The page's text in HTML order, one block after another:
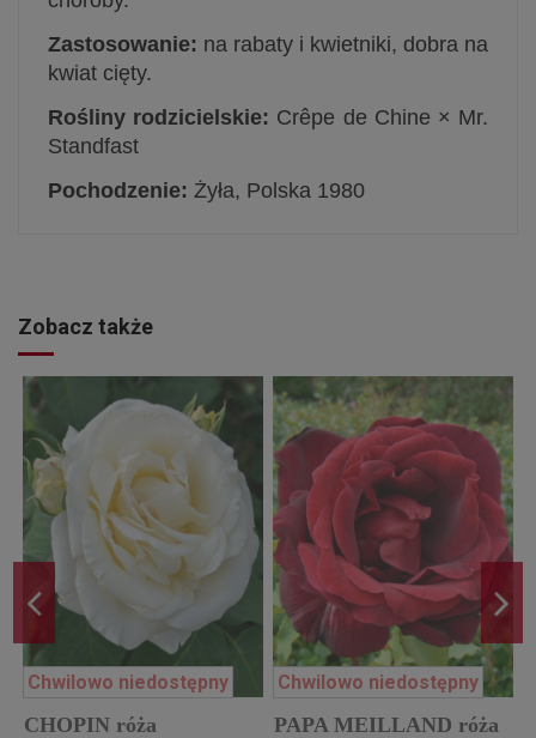
Zastosowanie: na rabaty i kwietniki, dobra na
kwiat cięty.
Rośliny rodzicielskie: Crêpe de Chine × Mr.
Standfast
Pochodzenie: Żyła, Polska 1980
Zobacz także
Chwilowo niedostępny
CHOPIN róża
Chwilowo niedostępny
PAPA MEILLAND róża